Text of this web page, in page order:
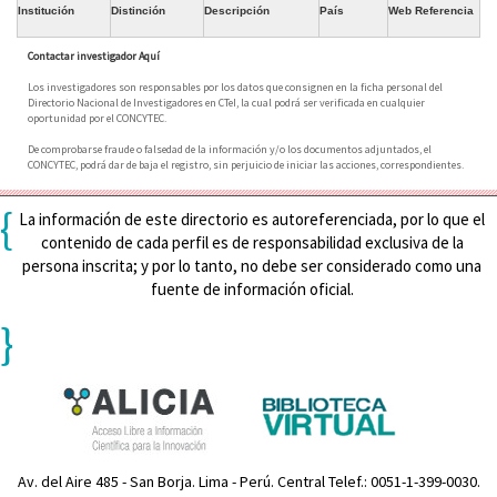
Institución Distinción Descripción País Web Referencia
Contactar investigador Aquí
Los investigadores son responsables por los datos que consignen en la ficha personal del
Directorio Nacional de Investigadores en CTeI, la cual podrá ser verificada en cualquier
oportunidad por el CONCYTEC.
De comprobarse fraude o falsedad de la información y/o los documentos adjuntados, el
CONCYTEC, podrá dar de baja el registro, sin perjuicio de iniciar las acciones, correspondientes.
{ La información de este directorio es autoreferenciada, por lo que el
contenido de cada perfil es de responsabilidad exclusiva de la
persona inscrita; y por lo tanto, no debe ser considerado como una
fuente de información oficial.
}
Av. del Aire 485 - San Borja. Lima - Perú. Central Telef.: 0051-1-399-0030.